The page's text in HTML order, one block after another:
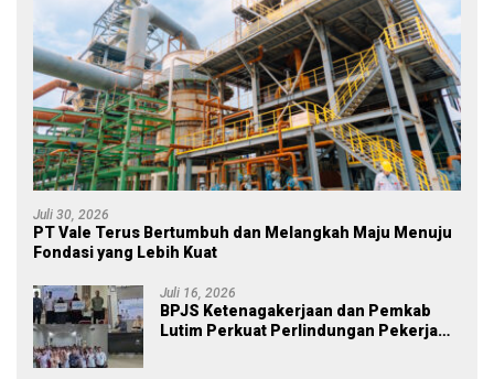
Juli 30, 2026
PT Vale Terus Bertumbuh dan Melangkah Maju Menuju
Fondasi yang Lebih Kuat
Juli 16, 2026
BPJS Ketenagakerjaan dan Pemkab
Lutim Perkuat Perlindungan Pekerja